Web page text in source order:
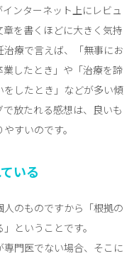
ンターネット上にレビュ
を書くほどに大きく気持
療で言えば、「無事にお
したとき」や「治療を諦
したとき」などが多い傾
放たれる感想は、良いも
すいのです。
いる
のものですから「根拠の
ということです。
門医でない場合、そこに